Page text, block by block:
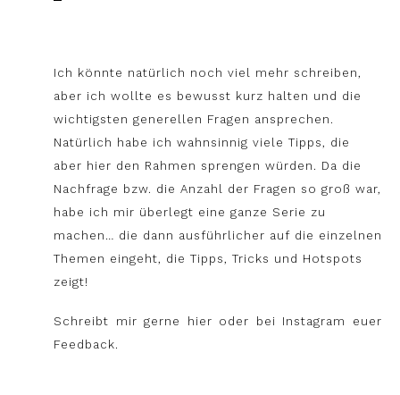
Ich könnte natürlich noch viel mehr schreiben,
aber ich wollte es bewusst kurz halten und die
wichtigsten generellen Fragen ansprechen.
Natürlich habe ich wahnsinnig viele Tipps, die
aber hier den Rahmen sprengen würden. Da die
Nachfrage bzw. die Anzahl der Fragen so groß war,
habe ich mir überlegt eine ganze Serie zu
machen… die dann ausführlicher auf die einzelnen
Themen eingeht, die Tipps, Tricks und Hotspots
zeigt!
Schreibt mir gerne hier oder bei Instagram euer
Feedback.